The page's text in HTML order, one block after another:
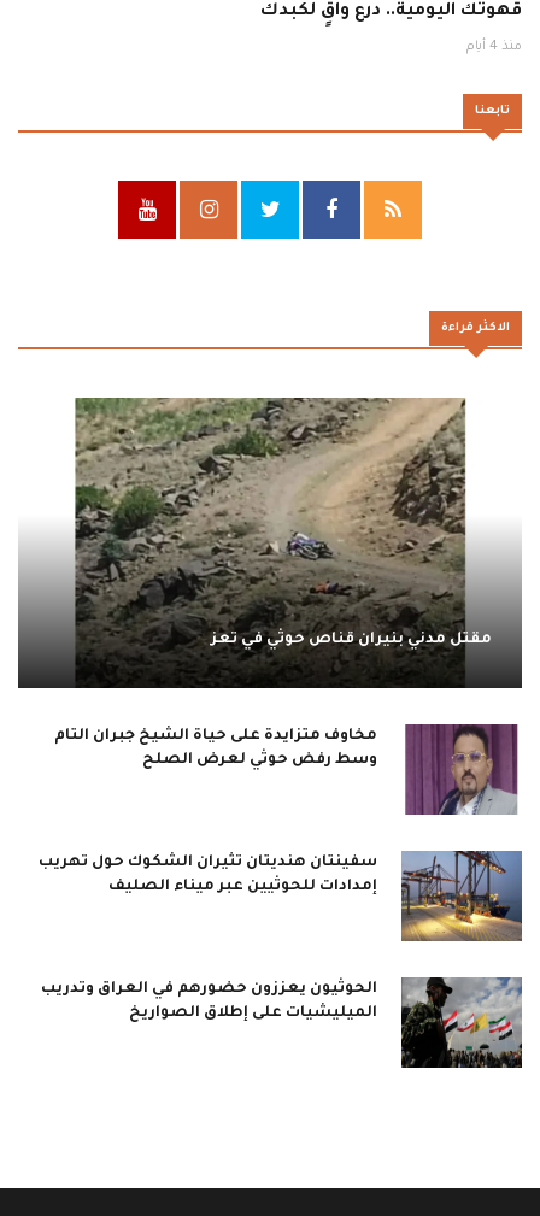
قهوتك اليومية.. درع واقٍ لكبدك
منذ 4 أيام
تابعنا
الاكثر قراءة
مقتل مدني بنيران قناص حوثي في تعز
مخاوف متزايدة على حياة الشيخ جبران التام
وسط رفض حوثي لعرض الصلح
سفينتان هنديتان تثيران الشكوك حول تهريب
إمدادات للحوثيين عبر ميناء الصليف
الحوثيون يعززون حضورهم في العراق وتدريب
الميليشيات على إطلاق الصواريخ